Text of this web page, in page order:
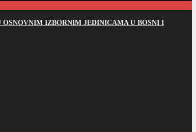
OSNOVNIM IZBORNIM JEDINICAMA U BOSNI I